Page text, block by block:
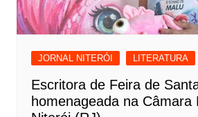
JORNAL NITERÓI LITERATURA
Escritora de Feira de
homenageada na Câmara